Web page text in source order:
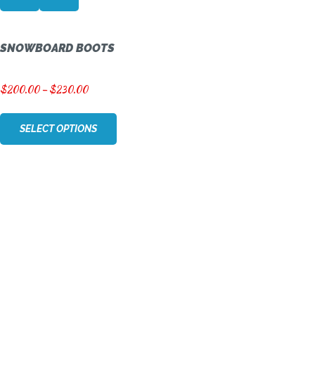
SNOWBOARD BOOTS
$200.00–$230.00
SELECT OPTIONS